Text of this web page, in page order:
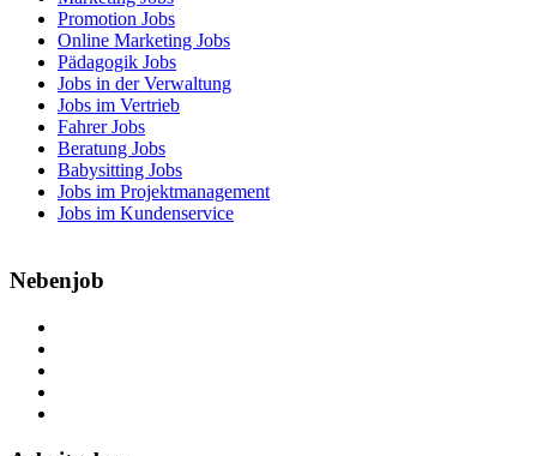
Promotion Jobs
Online Marketing Jobs
Pädagogik Jobs
Jobs in der Verwaltung
Jobs im Vertrieb
Fahrer Jobs
Beratung Jobs
Babysitting Jobs
Jobs im Projektmanagement
Jobs im Kundenservice
Nebenjob